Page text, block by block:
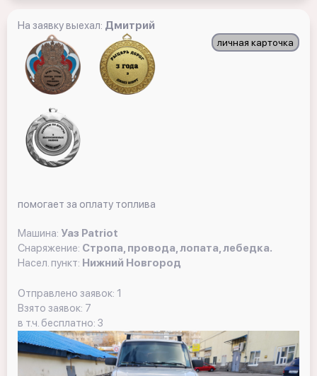
На заявку выехал: Дмитрий
личная карточка
помогает за оплату топлива
Машина: Уаз Patriot
Снаряжение: Стропа, провода, лопата, лебедка.
Насел. пункт: Нижний Новгород
Отправлено заявок: 1
Взято заявок: 7
в т.ч. бесплатно: 3